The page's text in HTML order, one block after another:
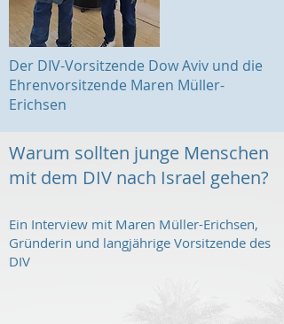
Der DIV-Vorsitzende Dow Aviv und die
Ehrenvorsitzende Maren Müller-
Erichsen
Warum sollten junge Menschen
mit dem DIV nach Israel gehen?
Ein Interview mit Maren Müller-Erichsen,
Gründerin und langjährige Vorsitzende des
DIV